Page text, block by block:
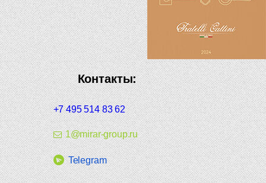
Контакты:
+7 495 514 83 62
1@mirar-group.ru
Telegram